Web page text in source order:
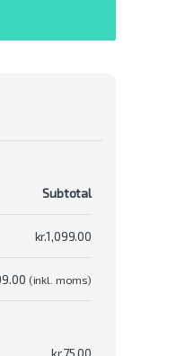
Subtotal
kr.1,099.00
(inkl. moms)